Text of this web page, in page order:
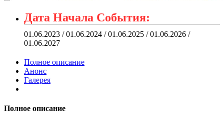
Дата Начала События:
01.06.2023 / 01.06.2024 / 01.06.2025 / 01.06.2026 /
01.06.2027
Полное описание
Анонс
Галерея
Полное описание